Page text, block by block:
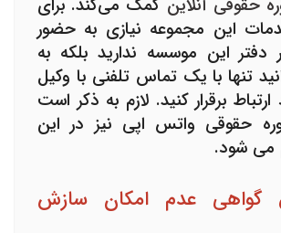
حقوقی آنلاین کمک می‌کند. برای
این مجموعه نیازی به حضور
دفتر این موسسه ندارید بلکه به
تنها با یک تماس تلفنی با وکیل
برقرار کنید. لازم به ذکر است
حقوقی واتس اپی نیز در این
می شود.
گواهی عدم امکان سازش